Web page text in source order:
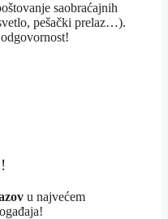
saobraćajnih
pešački prelaz…).
u najvećem